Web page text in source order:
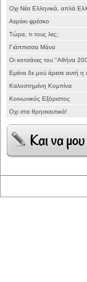
Οχι Νέα Ελληνικά, απλά
Αεράκι φρέσκο
Τώρα, τι τους λες;
Γιάππισσα Μάνα
Οι κοτσάνες του "Αθήνα
Εμένα δε μού άρεσε αυτή η
Καλοστημένη Κομπίνα
Κοινωνικός Εξόριστος
Οχι στα θρησκευτικά!